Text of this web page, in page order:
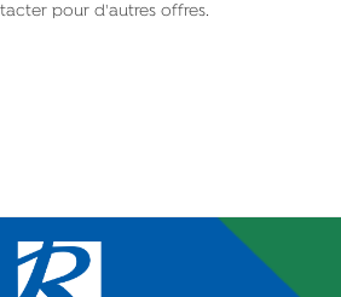
pour d'autres offres.